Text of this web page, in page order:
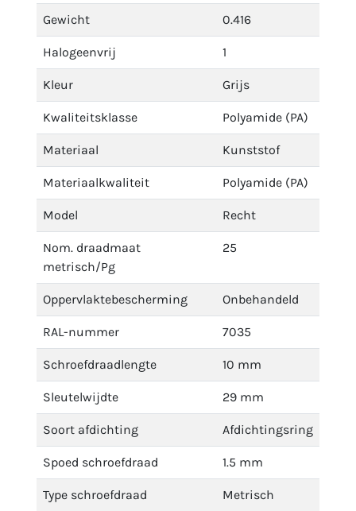
Gewicht 0.416
Halogeenvrij 1
Kleur Grijs
Kwaliteitsklasse Polyamide (PA)
Materiaal Kunststof
Materiaalkwaliteit Polyamide (PA)
Model Recht
Nom. draadmaat
metrisch/Pg
25
Oppervlaktebescherming Onbehandeld
RAL-nummer 7035
Schroefdraadlengte 10 mm
Sleutelwijdte 29 mm
Soort afdichting Afdichtingsring
Spoed schroefdraad 1.5 mm
Type schroefdraad Metrisch